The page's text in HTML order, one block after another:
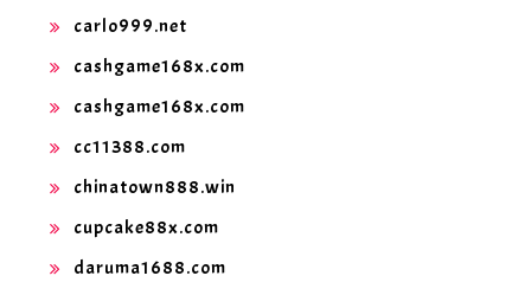
carlo999.net
cashgame168x.com
cashgame168x.com
cc11388.com
chinatown888.win
cupcake88x.com
daruma1688.com